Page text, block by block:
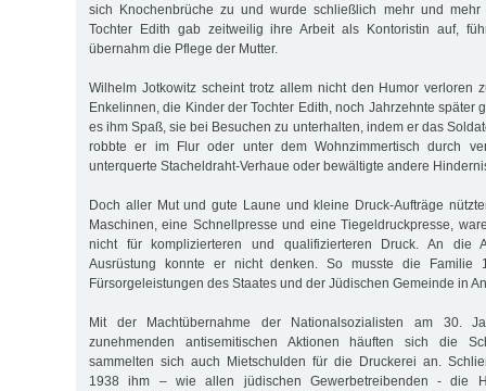
sich Knochenbrüche zu und wurde schließlich mehr und mehr
Tochter Edith gab zeitweilig ihre Arbeit als Kontoristin auf,
übernahm die Pflege der Mutter.
Wilhelm Jotkowitz scheint trotz allem nicht den Humor verloren
Enkelinnen, die Kinder der Tochter Edith, noch Jahrzehnte später
es ihm Spaß, sie bei Besuchen zu unterhalten, indem er das
robbte er im Flur oder unter dem Wohnzimmertisch durch
unterquerte Stacheldraht-Verhaue oder bewältigte andere
Doch aller Mut und gute Laune und kleine Druck-Aufträge
Maschinen, eine Schnellpresse und eine Tiegeldruckpresse,
nicht für komplizierteren und qualifizierteren Druck. An die
Ausrüstung konnte er nicht denken. So musste die Familie
Fürsorgeleistungen des Staates und der Jüdischen Gemeinde in
Mit der Machtübernahme der Nationalsozialisten am 30.
zunehmenden antisemitischen Aktionen häuften sich die
sammelten sich auch Mietschulden für die Druckerei an.
1938 ihm – wie allen jüdischen Gewerbetreibenden - die